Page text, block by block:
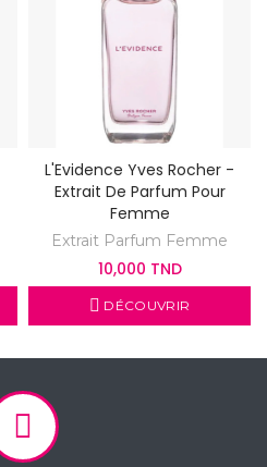
L'Evidence Yves Rocher -
Extrait De Parfum Pour
Femme
Extrait Parfum Femme
10,000 TND
DÉCOUVRIR